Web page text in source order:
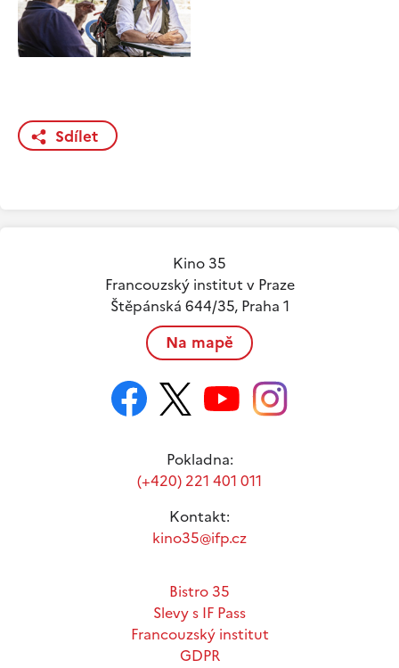
Sdílet
Kino 35
Francouzský institut v Praze
Štěpánská 644/35, Praha 1
Na mapě
Pokladna:
(+420) 221 401 011
Kontakt:
kino35@ifp.cz
Bistro 35
Slevy s IF Pass
Francouzský institut
GDPR